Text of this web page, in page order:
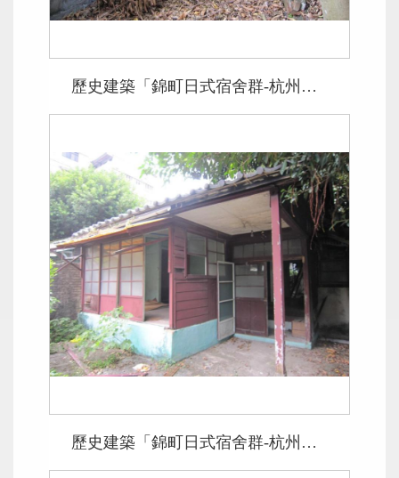
歷史建築「錦町日式宿舍群-杭州南路2段61巷37、39號」
歷史建築「錦町日式宿舍群-杭州南路2段61巷33、35號」